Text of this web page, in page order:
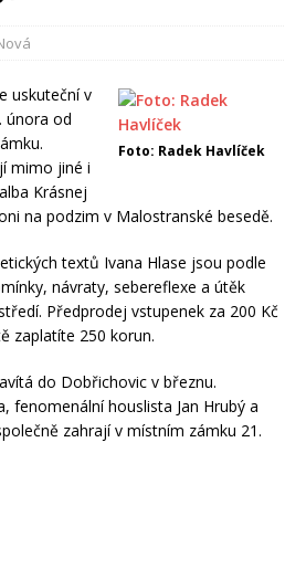
Foto: Radek Havlíček
uskuteční v
února od
mimo jiné i
Krásnej
na podzim v Malostranské besedě.
textů Ivana Hlase jsou podle
návraty, sebereflexe a útěk
Předprodej vstupenek za 200 Kč
zaplatíte 250 korun.
do Dobřichovic v březnu.
fenomenální houslista Jan Hrubý a
zahrají v místním zámku 21.